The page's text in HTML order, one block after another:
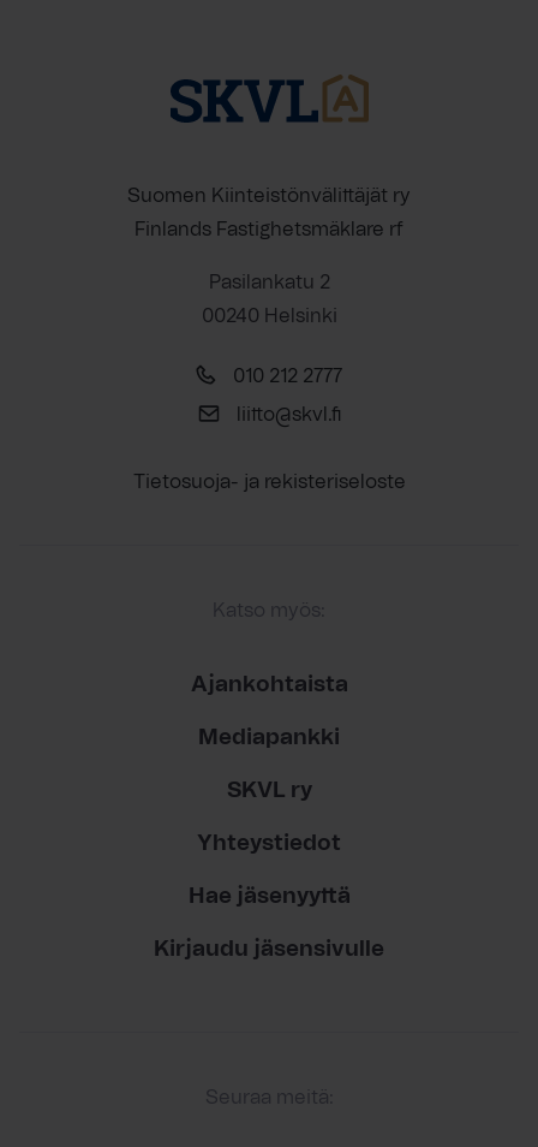
Suomen Kiinteistönvälittäjät ry
Finlands Fastighetsmäklare rf
Pasilankatu 2
00240 Helsinki
010 212 2777
liitto@skvl.fi
Tietosuoja- ja rekisteriseloste
Katso myös:
Ajankohtaista
Mediapankki
SKVL ry
Yhteystiedot
Hae jäsenyyttä
Kirjaudu jäsensivulle
Seuraa meitä: